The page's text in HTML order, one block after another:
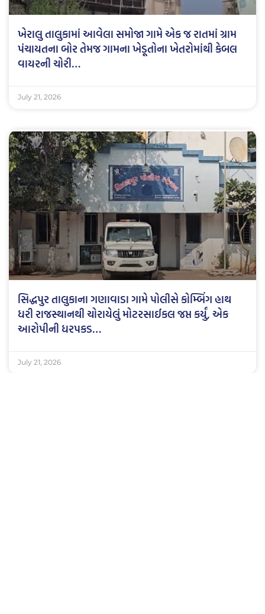
ખેરાલુ તાલુકામાં આવેલા સમોજા ગામે એક જ રાતમાં ગ્રામ
પંચાયતના બોર તેમજ ગામના ખેડૂતોના ખેતરોમાંથી કેબલ
વાયરની ચોરી…
July 21, 2026
સિદ્ધપુર તાલુકાના ગણાવાડા ગામે પોલીસે કોમ્બિંગ હાથ
ધરી રાજસ્થાનથી ચોરાયેલું મોટરસાઈકલ જપ્ત કર્યું, એક
આરોપીની ધરપકડ…
July 21, 2026